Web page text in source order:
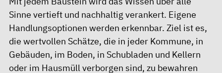
Sinne vertieft und nachhaltig verankert. Eigene
Handlungsoptionen werden erkennbar. Ziel ist es,
die wertvollen Schätze, die in jeder Kommune, in
Gebäuden, im Boden, in Schubladen und Kellern
oder im Hausmüll verborgen sind, zu bewahren